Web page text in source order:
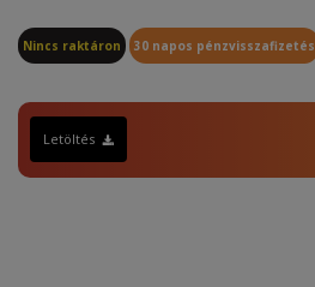
Nincs raktáron 30 napos pénzvisszafizetés
Letöltés